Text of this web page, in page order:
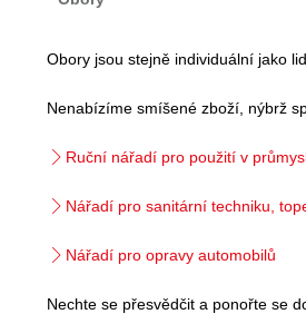
Obory jsou stejně individuální jako
Nenabízíme smíšené zboží, nýbrž
Ruční nářadí pro použití v
Nářadí pro sanitární techniku,
Nářadí pro opravy automobilů
Nechte se přesvědčit a ponořte se